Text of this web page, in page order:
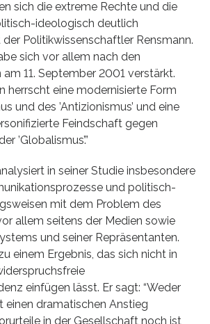
sich die extreme Rechte und die
ideologisch deutlich
der Politikwissenschaftler Rensmann.
sich vor allem nach den
am 11. September 2001 verstärkt.
herrscht eine modernisierte Form
und des ’Antizionismus’ und eine
Feindschaft gegen
’Globalismus’.”
in seiner Studie insbesondere
und politisch-
mit dem Problem des
allem seitens der Medien sowie
und seiner Repräsentanten.
einem Ergebnis, das sich nicht in
einfügen lässt. Er sagt: “Weder
einen dramatischen Anstieg
in der Gesellschaft noch ist